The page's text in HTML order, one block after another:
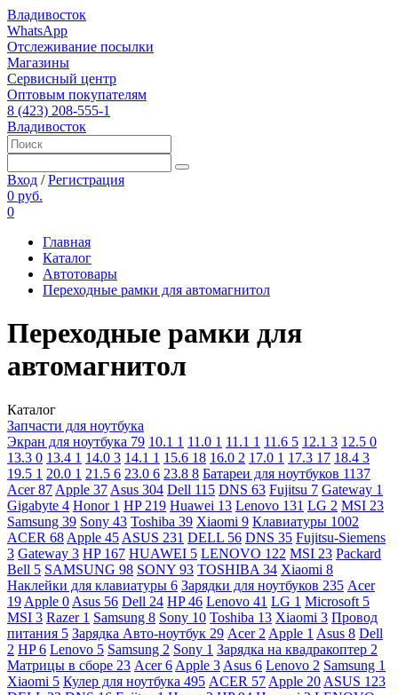
Владивосток
WhatsApp
Отслеживание посылки
Магазины
Сервисный центр
Оптовым покупателям
8 (423) 208-555-1
Владивосток
Вход /Регистрация
0 руб.
0
Главная
Каталог
Автотовары
Переходные рамки для автомагнитол
Переходные рамки для
автомагнитол
Каталог
Запчасти для ноутбука
Экран для ноутбука 79 10.1 1 11.0 1 11.1 1 11.6 5 12.1 3 12.5 0
13.3 0 13.4 1 14.0 3 14.1 1 15.6 18 16.0 2 17.0 1 17.3 17 18.4 3
19.5 1 20.0 1 21.5 6 23.0 6 23.8 8 Батареи для ноутбуков 1137
Acer87 Apple 37 Asus 304 Dell 115 DNS 63 Fujitsu 7 Gateway 1
Gigabyte 4 Honor 1 HP 219 Huawei 13 Lenovo 131 LG 2 MSI 23
Samsung 39 Sony 43 Toshiba 39 Xiaomi 9 Клавиатуры 1002
ACER 68 Apple 45 ASUS 231 DELL 56 DNS 35 Fujitsu-Siemens
3 Gateway 3 HP 167 HUAWEI 5 LENOVO 122 MSI 23 Packard
Bell 5 SAMSUNG 98 SONY 93 TOSHIBA 34 Xiaomi 8
Наклейки для клавиатуры 6 Зарядки для ноутбуков 235 Acer
19 Apple 0 Asus 56 Dell 24 HP46 Lenovo 41 LG 1 Microsoft 5
MSI 3 Razer 1 Samsung 8 Sony 10 Toshiba 13 Xiaomi 3 Провод
питания 5 Зарядка Авто-ноутбук 29 Acer 2 Apple 1 Asus 8 Dell
2 HP6 Lenovo 5 Samsung 2 Sony 1 Зарядка на квадракоптер 2
Матрицы в сборе 23 Acer6 Apple 3 Asus 6 Lenovo 2 Samsung 1
Xiaomi 5 Кулер для ноутбука 495 ACER 57 Apple 20 ASUS 123